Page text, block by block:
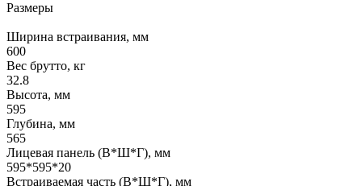
Размеры
Ширина встраивания, мм
600
Вес брутто, кг
32.8
Высота, мм
595
Глубина, мм
565
Лицевая панель (В*Ш*Г), мм
595*595*20
Встраиваемая часть (В*Ш*Г), мм